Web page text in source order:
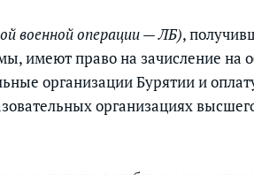
военной операции — ЛБ),
имеют право на зачисление на
организации Бурятии и
организациях